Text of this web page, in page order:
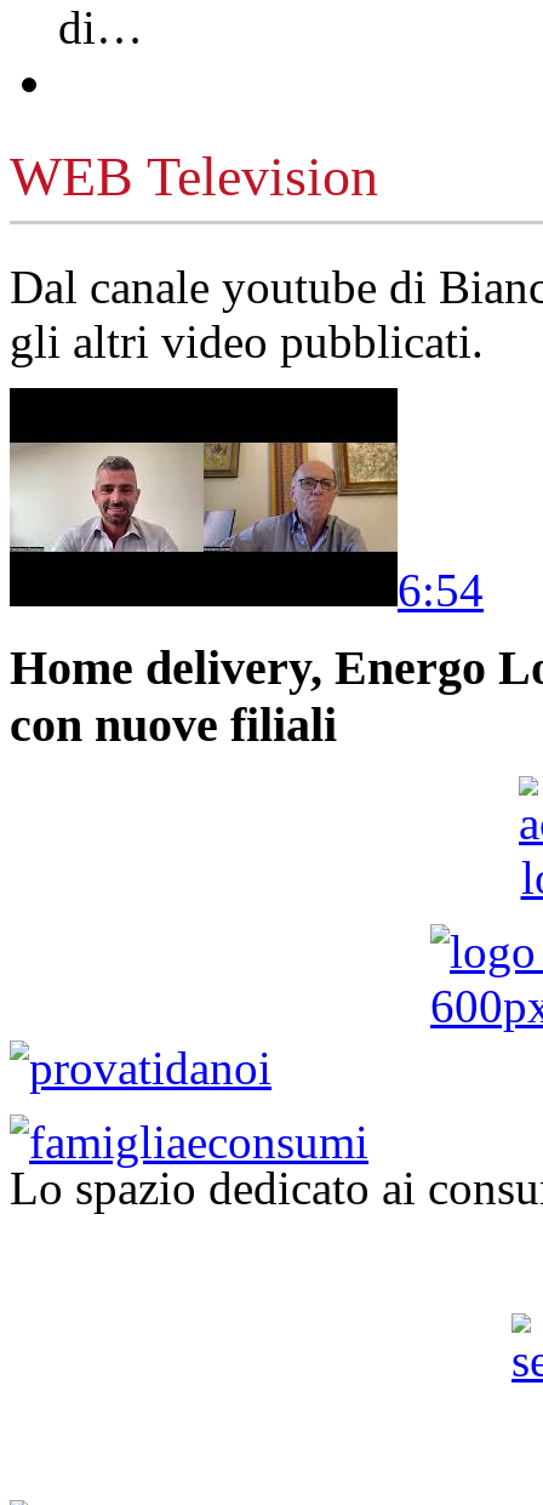
di…
WEB Television
Dal canale youtube di
gli altri video pubblicati.
6:54
Home delivery, Energo
con nuove filiali
Lo spazio dedicato ai